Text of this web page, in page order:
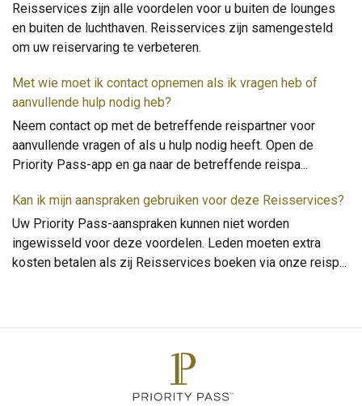
Reisservices zijn alle voordelen voor u buiten de lounges
en buiten de luchthaven. Reisservices zijn samengesteld
om uw reiservaring te verbeteren.
Met wie moet ik contact opnemen als ik vragen heb of
aanvullende hulp nodig heb?
Neem contact op met de betreffende reispartner voor
aanvullende vragen of als u hulp nodig heeft. Open de
Priority Pass-app en ga naar de betreffende reispa...
Kan ik mijn aanspraken gebruiken voor deze Reisservices?
Uw Priority Pass-aanspraken kunnen niet worden
ingewisseld voor deze voordelen. Leden moeten extra
kosten betalen als zij Reisservices boeken via onze reisp...